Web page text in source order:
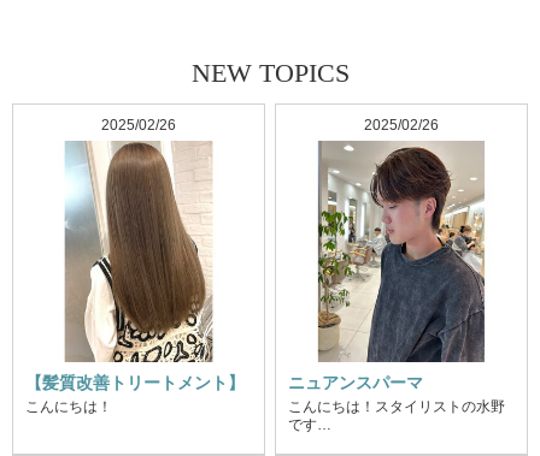
NEW TOPICS
2025/02/26
【髪質改善トリートメント】
こんにちは！
2025/02/26
ニュアンスパーマ
こんにちは！スタイリストの水野
です…